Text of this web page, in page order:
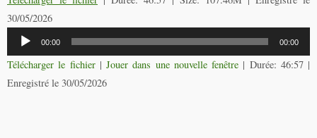
30/05/2026
Lecteur
audio
00:00 00:00
Télécharger le fichier| Jouer dans une nouvelle fenêtre | Durée: 46:57|
Enregistré le 30/05/2026